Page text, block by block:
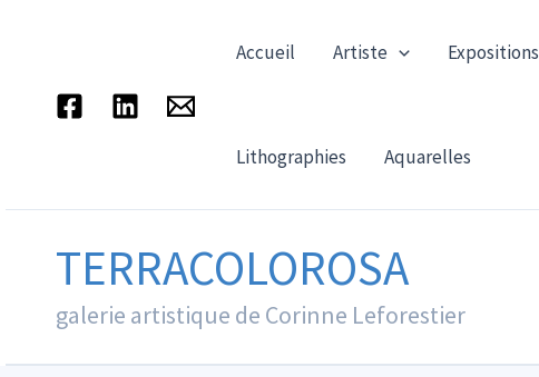
Accueil Artiste Expositions
Lithographies Aquarelles
TERRACOLOROSA
galerie artistique de Corinne Leforestier